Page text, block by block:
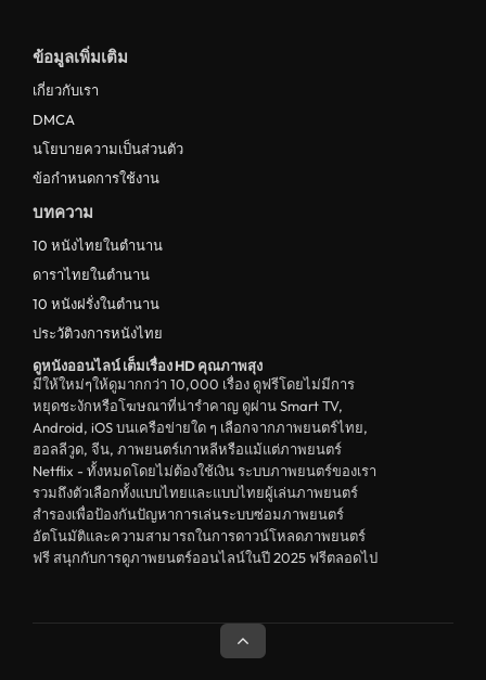
ดูหนังญี่ปุ่น Japan
ดูหนังชีวประวัติ Biography
ดูหนังเกาหลีใต้ South Korea
ระทึกขวัญ
ตลก
ดูหนังจีน China
unknown
ดูหนังอีโรติก R18+ erotic
บู๊
หนังฝรั่ง
ดูหนังสารคดี Documentary
สยองขวัญ
ดูหนังอินเดีย India
ดูหนังจีนฮ่องกง Hong Kong
ข้อมูลเพิ่มเติม
เกี่ยวกับเรา
DMCA
นโยบายความเป็นส่วนตัว
ข้อกำหนดการใช้งาน
บทความ
10 หนังไทยในตำนาน
ดาราไทยในตำนาน
10 หนังฝรั่งในตำนาน
ประวัติวงการหนังไทย
ดูหนังออนไลน์ เต็มเรื่อง HD คุณภาพสุง
มีให้ใหม่ๆให้ดูมากกว่า 10,000 เรื่อง ดูฟรีโดยไม่มีการ
หยุดชะงักหรือโฆษณาที่น่ารำคาญ ดูผ่าน Smart TV,
Android, iOS บนเครือข่ายใด ๆ เลือกจากภาพยนตร์ไทย,
ฮอลลีวูด, จีน, ภาพยนตร์เกาหลีหรือแม้แต่ภาพยนตร์
Netflix - ทั้งหมดโดยไม่ต้องใช้เงิน ระบบภาพยนตร์ของเรา
รวมถึงตัวเลือกทั้งแบบไทยและแบบไทยผู้เล่นภาพยนตร์
สำรองเพื่อป้องกันปัญหาการเล่นระบบซ่อมภาพยนตร์
อัตโนมัติและความสามารถในการดาวน์โหลดภาพยนตร์
ฟรี สนุกกับการดูภาพยนตร์ออนไลน์ในปี 2025 ฟรีตลอดไป